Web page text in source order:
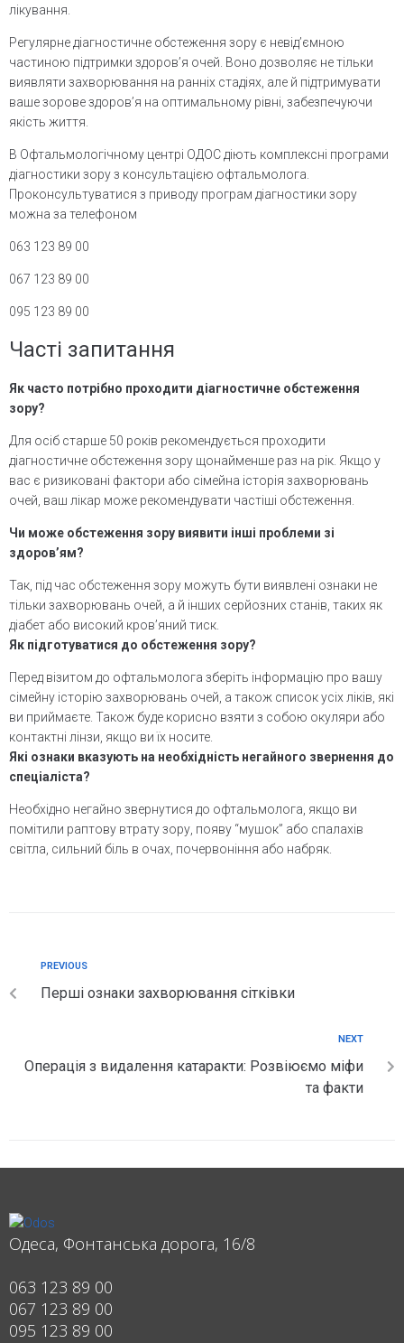
лікування.
Регулярне діагностичне обстеження зору є невід’ємною
частиною підтримки здоров’я очей. Воно дозволяє не тільки
виявляти захворювання на ранніх стадіях, але й підтримувати
ваше зорове здоров’я на оптимальному рівні, забезпечуючи
якість життя.
В Офтальмологічному центрі ОДОС діють комплексні програми
діагностики зору з консультацією офтальмолога.
Проконсультуватися з приводу програм діагностики зору
можна за телефоном
063 123 89 00
067 123 89 00
095 123 89 00
Часті запитання
Як часто потрібно проходити діагностичне обстеження
зору?
Для осіб старше 50 років рекомендується проходити
діагностичне обстеження зору щонайменше раз на рік. Якщо у
вас є ризиковані фактори або сімейна історія захворювань
очей, ваш лікар може рекомендувати частіші обстеження.
Чи може обстеження зору виявити інші проблеми зі
здоров’ям?
Так, під час обстеження зору можуть бути виявлені ознаки не
тільки захворювань очей, а й інших серйозних станів, таких як
діабет або високий кров’яний тиск.
Як підготуватися до обстеження зору?
Перед візитом до офтальмолога зберіть інформацію про вашу
сімейну історію захворювань очей, а також список усіх ліків, які
ви приймаєте. Також буде корисно взяти з собою окуляри або
контактні лінзи, якщо ви їх носите.
Які ознаки вказують на необхідність негайного звернення до
спеціаліста?
Необхідно негайно звернутися до офтальмолога, якщо ви
помітили раптову втрату зору, появу “мушок” або спалахів
світла, сильний біль в очах, почервоніння або набряк.
PREVIOUS
Перші ознаки захворювання сітківки
NEXT
Операція з видалення катаракти: Розвіюємо міфи
та факти
Одеса, Фонтанська дорога, 16/8
063 123 89 00
067 123 89 00
095 123 89 00